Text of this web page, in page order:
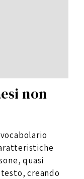
non
quasi
creando